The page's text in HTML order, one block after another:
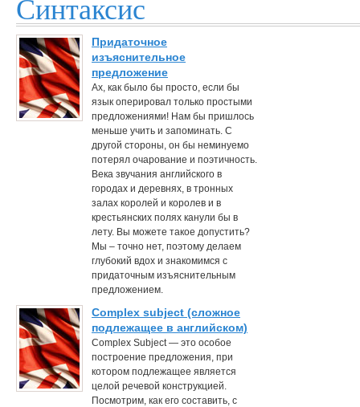
Синтаксис
Придаточное
изъяснительное
предложение
Ах, как было бы просто, если бы
язык оперировал только простыми
предложениями! Нам бы пришлось
меньше учить и запоминать. С
другой стороны, он бы неминуемо
потерял очарование и поэтичность.
Века звучания английского в
городах и деревнях, в тронных
залах королей и королев и в
крестьянских полях канули бы в
лету. Вы можете такое допустить?
Мы – точно нет, поэтому делаем
глубокий вдох и знакомимся с
придаточным изъяснительным
предложением.
Complex subject (сложное
подлежащее в английском)
Complex Subject — это особое
построение предложения, при
котором подлежащее является
целой речевой конструкцией.
Посмотрим, как его составить, с